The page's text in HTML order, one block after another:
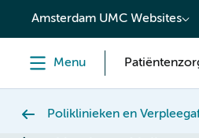
content
Amsterdam UMC Websites
Menu
Poliklinieken en